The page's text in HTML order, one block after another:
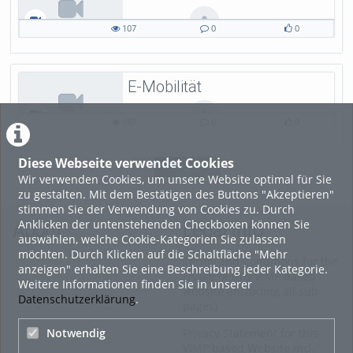
Diese Webseite verwendet Cookies
Wir verwenden Cookies, um unsere Website optimal für Sie
zu gestalten. Mit dem Bestätigen des Buttons "Akzeptieren"
stimmen Sie der Verwendung von Cookies zu. Durch
Anklicken der untenstehenden Checkboxen können Sie
auswählen, welche Cookie-Kategorien Sie zulassen
möchten. Durch Klicken auf die Schaltfläche "Mehr
anzeigen" erhalten Sie eine Beschreibung jeder Kategorie.
Weitere Informationen finden Sie in unserer
Datenschutzerklärung.
Notwendig
steyermm
107
107
views
0
0
Kommentare
0
0
likes
E-Mobilität
187
views
0
Kommentare
0
likes
«
1 2 »
About Legal Info
Terms and Conditions for the
Usage of this VIMP based
website (including all sub-